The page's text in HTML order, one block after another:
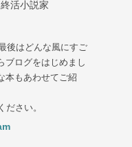
活小説家
後はどんな風にすご
ブログをはじめまし
本もあわせてご紹
さい。